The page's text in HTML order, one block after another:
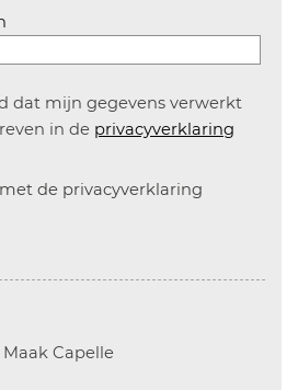
dat mijn gegevens verwerkt
in de privacyverklaring
de privacyverklaring
Capelle